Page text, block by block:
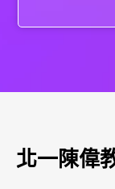
北一陳偉